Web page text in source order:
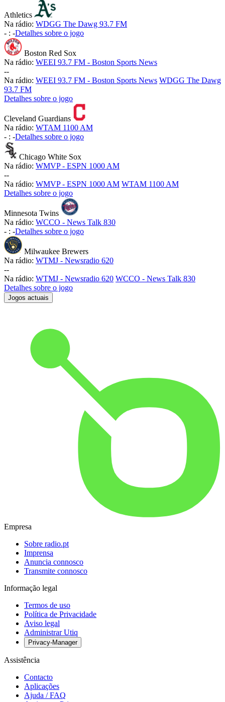
Athletics
Na rádio: WDGG The Dawg 93.7 FM
- : -Detalhes sobre o jogo
Boston Red Sox
Na rádio: WEEI 93.7 FM - Boston Sports News
--
Na rádio: WEEI 93.7 FM - Boston Sports News WDGG The Dawg
93.7 FM
Detalhes sobre o jogo
Cleveland Guardians
Na rádio: WTAM 1100 AM
- : -Detalhes sobre o jogo
Chicago White Sox
Na rádio: WMVP - ESPN 1000 AM
--
Na rádio: WMVP - ESPN 1000 AM WTAM 1100 AM
Detalhes sobre o jogo
Minnesota Twins
Na rádio: WCCO - News Talk 830
- : -Detalhes sobre o jogo
Milwaukee Brewers
Na rádio: WTMJ - Newsradio 620
--
Na rádio: WTMJ - Newsradio 620 WCCO - News Talk 830
Detalhes sobre o jogo
Jogos actuais
Empresa
Sobre radio.pt
Imprensa
Anuncia connosco
Transmite connosco
Informação legal
Termos de uso
Política de Privacidade
Aviso legal
Administrar Utiq
Privacy-Manager
Assistência
Contacto
Aplicações
Ajuda / FAQ